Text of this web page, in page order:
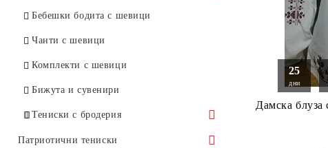
Мъжки блузи с дълъг ръкав
Детски дълъг ръкав
Детски къс ръкав
Бебешки бодита с шевици
Чанти с шевици
Комплекти с шевици
Бижута и сувенири
Тениски с бродерия
Дамски тениски с бродерия
Патриотични тениски
25
дни
Дамска блуза